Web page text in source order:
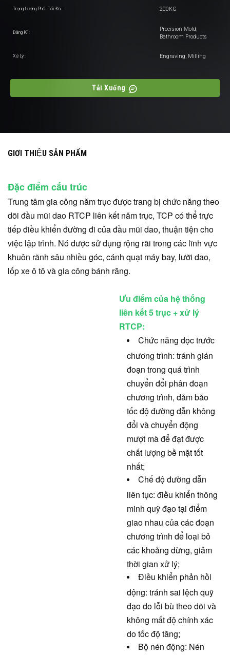
Trọng Lượng Phôi Tối Đa : 200KG
Đăng Kí :
Precision Mold,
Bathroom Products
Xử Lý : Engraving, Milling
Tải Xuống
GIƠI THIỆU SẢN PHẨM
Đặc điểm cấu trúc
Trung tâm gia công năm trục được trang bị chức năng theo
dõi đầu mũi dao RTCP liên kết năm trục, TCP có thể trực
tiếp điều khiển đường đi của đầu mũi dao, thuận tiện cho
việc lập trình. Nó được sử dụng rộng rãi trong các lĩnh vực
khuôn rãnh sâu nhiều góc, cánh quạt máy bay, lưỡi dao,
lốp xe ô tô và gia công bánh răng.
Ưu điểm của hệ thống
liên kết 5 trục + xử lý
RTCP:
Chức năng đọc trước
chương trình: tránh gián
đoạn trong quá trình
chuyển đổi phân đoạn
chương trình, đảm bảo
tốc độ đường dẫn không
đổi và chuyển động
mượt mà để đạt được
chất lượng bề mặt tốt
nhất;
Chế độ đường dẫn
liên tục: điều khiển thông
minh quỹ đạo tại điểm
giao nhau của các đoạn
chương trình để loại bỏ
các khoảng dừng, giảm
thời gian xử lý;
Điều khiển phản hồi
động: tránh sai lệch quỹ
đạo do lỗi bù theo dõi và
không mất độ chính xác
do tốc độ tăng;
Bộ nén động: Nén